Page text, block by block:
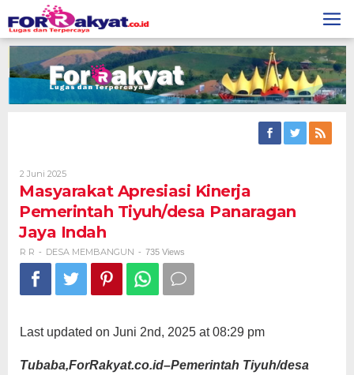
to
content
2 Juni 2025Oleh
R
Masyarakat Apresiasi Kinerja
Pemerintah Tiyuh/desa Panaragan
Jaya Indah
R R - DESA MEMBANGUN - 735 Views
Last updated on Juni 2nd, 2025 at 08:29 pm
Tubaba,ForRakyat.co.id–Pemerintah Tiyuh/desa